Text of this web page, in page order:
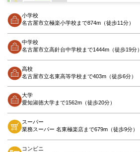
小学校
名古屋市立極楽小学校まで874m（徒歩11分）
中学校
名古屋市立高針台中学校まで1444m（徒歩19分）
高校
名古屋市立名東高等学校まで403m（徒歩6分）
大学
愛知淑徳大学まで1562m（徒歩20分）
スーパー
業務スーパー 名東極楽店まで679m（徒歩9分）
コンビニ